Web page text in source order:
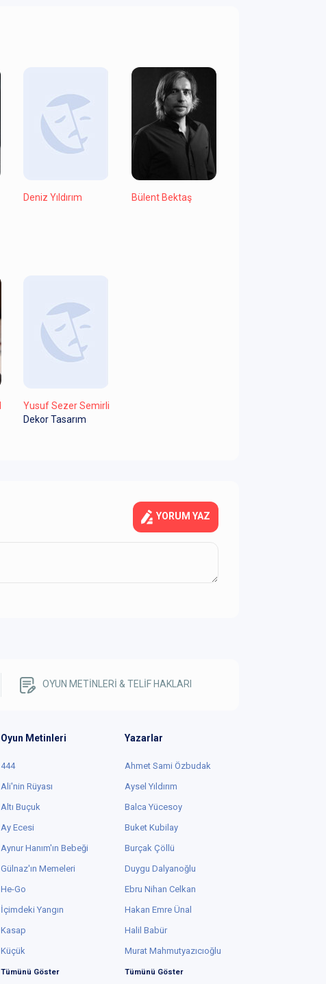
Deniz Yıldırım Bülent Bektaş
Yusuf Sezer Semirli
Dekor Tasarım
YORUM YAZ
OYUN METİNLERİ & TELİF HAKLARI
Oyun Metinleri
444
Ali'nin Rüyası
Altı Buçuk
Ay Ecesi
Aynur Hanım'ın Bebeği
Gülnaz'ın Memeleri
He-Go
İçimdeki Yangın
Kasap
Küçük
Tümünü Göster
Yazarlar
Ahmet Sami Özbudak
Aysel Yıldırım
Balca Yücesoy
Buket Kubilay
Burçak Çöllü
Duygu Dalyanoğlu
Ebru Nihan Celkan
Hakan Emre Ünal
Halil Babür
Murat Mahmutyazıcıoğlu
Tümünü Göster